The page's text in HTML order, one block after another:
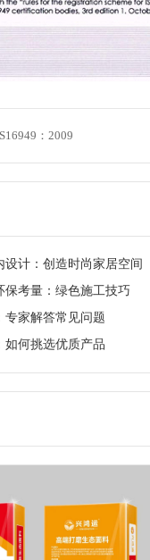
：2009
设计：创造时尚家居空间
保考量：绿色施工技巧
专家解答常见问题
如何挑选优质产品